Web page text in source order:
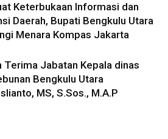
Keterbukaan Informasi dan
Daerah, Bupati Bengkulu Utara
Menara Kompas Jakarta
Terima Jabatan Kepala dinas
Bengkulu Utara
MS, S.Sos., M.A.P